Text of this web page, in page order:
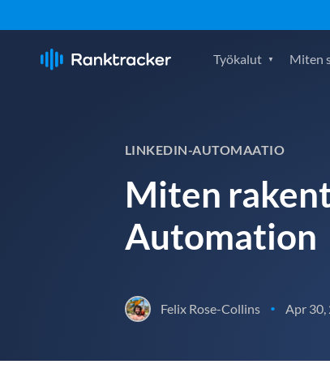
Työkalut Miten
LINKEDIN-AUTOMAATIO
Miten
Automation
Felix Rose-Collins • Apr 30,